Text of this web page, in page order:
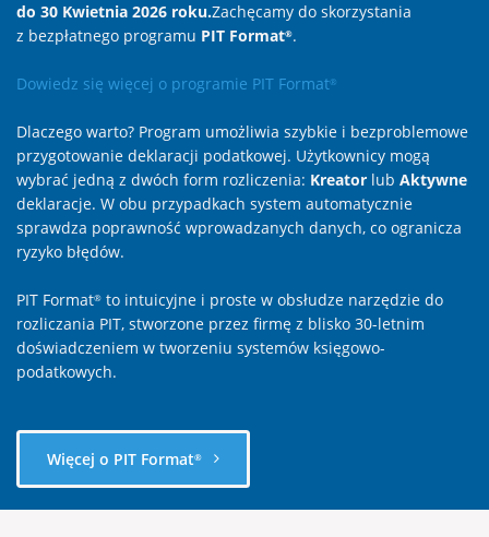
do 30 Kwietnia 2026 roku.Zachęcamy do skorzystania
z bezpłatnego programu PIT Format®.
Dowiedz się więcej o programie PIT Format®
Dlaczego warto? Program umożliwia szybkie i bezproblemowe
przygotowanie deklaracji podatkowej. Użytkownicy mogą
wybrać jedną z dwóch form rozliczenia: Kreator lub Aktywne
deklaracje. W obu przypadkach system automatycznie
sprawdza poprawność wprowadzanych danych, co ogranicza
ryzyko błędów.
PIT Format® to intuicyjne i proste w obsłudze narzędzie do
rozliczania PIT, stworzone przez firmę z blisko 30-letnim
doświadczeniem w tworzeniu systemów księgowo-
podatkowych.
Więcej o PIT Format®